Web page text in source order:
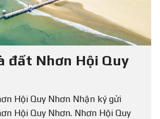
đất Nhơn Hội Quy
Hội Quy Nhơn Nhận ký gửi
Hội Quy Nhơn. Nhơn Hội Quy